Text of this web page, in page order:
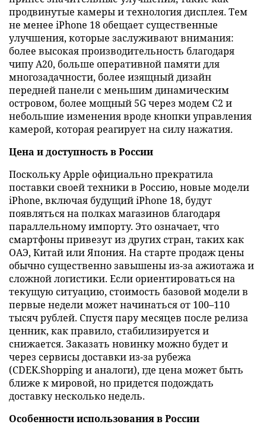
продвинутые камеры и технология дисплея. Тем
не менее iPhone 18 обещает существенные
улучшения, которые заслуживают внимания:
более высокая производительность благодаря
чипу A20, больше оперативной памяти для
многозадачности, более изящный дизайн
передней панели с меньшим динамическим
островом, более мощный 5G через модем C2 и
небольшие изменения вроде кнопки управления
камерой, которая реагирует на силу нажатия.
Цена и доступность в России
Поскольку Apple официально прекратила
поставки своей техники в Россию, новые модели
iPhone, включая будущий iPhone 18, будут
появляться на полках магазинов благодаря
параллельному импорту. Это означает, что
смартфоны привезут из других стран, таких как
ОАЭ, Китай или Япония. На старте продаж цены
обычно существенно завышены из-за ажиотажа и
сложной логистики. Если ориентироваться на
текущую ситуацию, стоимость базовой модели в
первые недели может начинаться от 100–110
тысяч рублей. Спустя пару месяцев после релиза
ценник, как правило, стабилизируется и
снижается. Заказать новинку можно будет и
через сервисы доставки из-за рубежа
(CDEK.Shopping и аналоги), где цена может быть
ближе к мировой, но придется подождать
доставку несколько недель.
Особенности использования в России